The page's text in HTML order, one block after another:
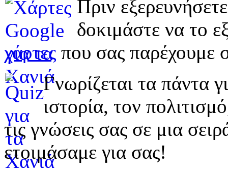
Πριν
δοκιμάστε να το
χάρτες που σας παρέχουμε
Γνωρίζεται τα πάντα
ιστορία, τον
τις γνώσεις σας σε μια
ετοιμάσαμε για σας!